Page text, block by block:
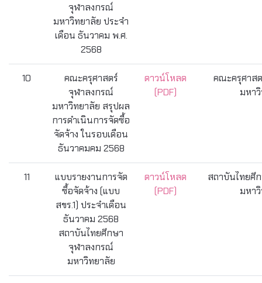
จุฬาลงกรณ์
มหาวิทยาลัย ประจำ
เดือน ธันวาคม พ.ศ.
2568
10
คณะครุศาสตร์
จุฬาลงกรณ์
มหาวิทยาลัย สรุปผล
การดำเนินการจัดซื้อ
จัดจ้าง ในรอบเดือน
ธันวาคมคม 2568
ดาวน์โหลด
(PDF)
คณะครุศาส
มหา
11
แบบรายงานการจัด
ซื้อจัดจ้าง (แบบ
สขร.1) ประจำเดือน
ธันวาคม 2568
สถาบันไทยศึกษา
จุฬาลงกรณ์
มหาวิทยาลัย
ดาวน์โหลด
(PDF)
สถาบันไทยศึ
มหา